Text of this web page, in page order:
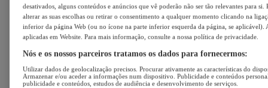
desativados, alguns conteúdos e anúncios que vê poderão não ser tão relevantes para si.
alterar as suas escolhas ou retirar o consentimento a qualquer momento clicando na
inferior da página Web (ou no ícone na parte inferior esquerda da página, se aplicável).
aplicadas em Website. Para mais informação, consulte a nossa política de privacidade.
Nós e os nossos parceiros tratamos os dados para fornecermos:
Utilizar dados de geolocalização precisos. Procurar ativamente as características do
Armazenar e/ou aceder a informações num dispositivo. Publicidade e conteúdos
publicidade e conteúdos, estudos de audiência e desenvolvimento de serviços.